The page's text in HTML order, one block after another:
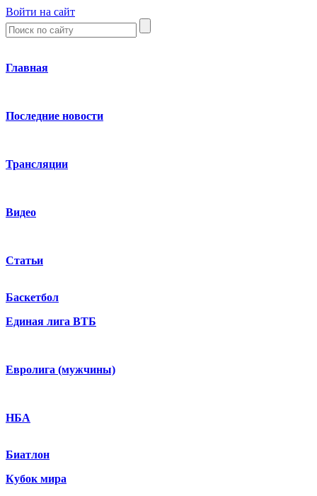
Войти на сайт
Главная
Последние новости
Трансляции
Видео
Статьи
Баскетбол
Единая лига ВТБ
Евролига (мужчины)
НБА
Биатлон
Кубок мира